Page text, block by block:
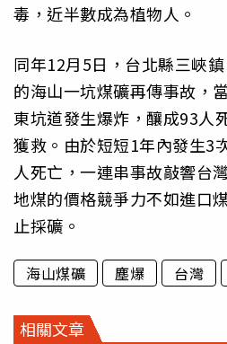
毒，近半數成為植物人。
同年12月5日，台北縣三峽鎮
的海山一坑煤礦再傳事故，
東坑道發生爆炸，釀成93人
獲救。由於短短1年內發生3
人死亡，一連串事故敲響台
地煤的價格競爭力不如進口
止採礦。
海山煤礦 塵爆 台灣
相關文章